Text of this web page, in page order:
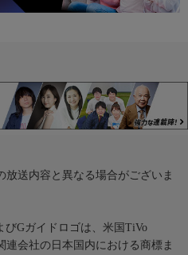
送内容と異なる場合がございま
びGガイドロゴは、米国TiVo
連会社の日本国内における商標ま